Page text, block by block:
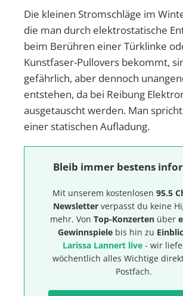
Die kleinen Stromschläge im
die man durch elektrostatische
beim Berühren einer Türklinke
Kunstfaser-Pullovers bekommt,
gefährlich, aber dennoch
entstehen, da bei Reibung
ausgetauscht werden. Man
einer statischen Aufladung.
Bleib immer bestens
Mit unserem kostenlosen 95.5
Newsletterverpasst du keine
mehr. Von Top-Konzerten über
Gewinnspiele bis hin zu
Larissa Lannert live- wir
wöchentlich alles Wichtige
Postfach.